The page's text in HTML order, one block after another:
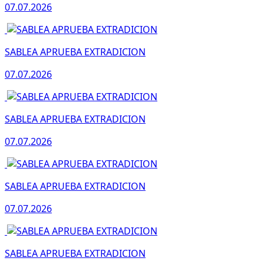
07.07.2026
SABLEA APRUEBA EXTRADICION
07.07.2026
SABLEA APRUEBA EXTRADICION
07.07.2026
SABLEA APRUEBA EXTRADICION
07.07.2026
SABLEA APRUEBA EXTRADICION